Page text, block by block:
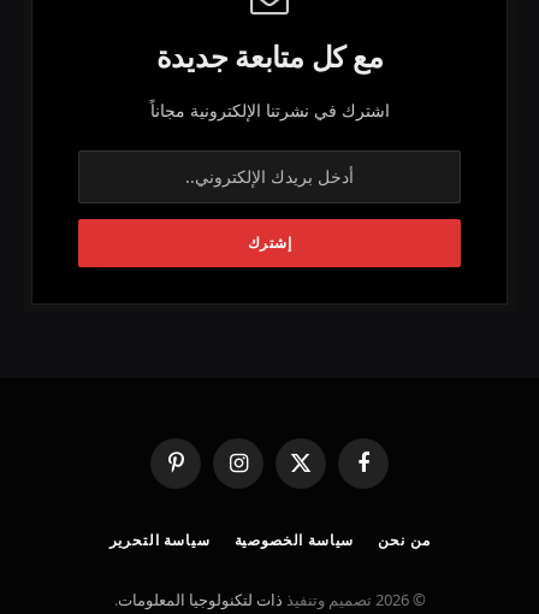
مع كل متابعة جديدة
اشترك في نشرتنا الإلكترونية مجاناً
فيسبوك
X
(Twitter)
الانستغرامبينتيريست
من نحن سياسة الخصوصية سياسة التحرير
© 2026 تصميم وتنفيذ ذات لتكنولوجيا المعلومات.